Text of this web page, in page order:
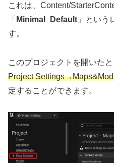
これは、Content/
「 Minimal_Default 」という
す。
このプロジェクトを開いた
Project
定することができます。